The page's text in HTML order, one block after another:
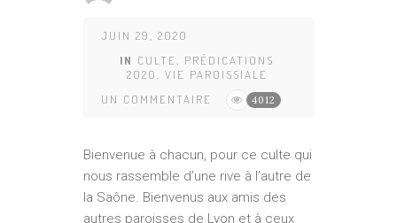
JUIN 29, 2020
IN CULTE
PRÉDICATIONS
2020
VIE PAROISSIALE
UN COMMENTAIRE
4012
Bienvenue à chacun, pour ce culte qui
nous rassemble d’une rive à l’autre de
la Saône. Bienvenus aux amis des
autres paroisses de Lyon et à ceux